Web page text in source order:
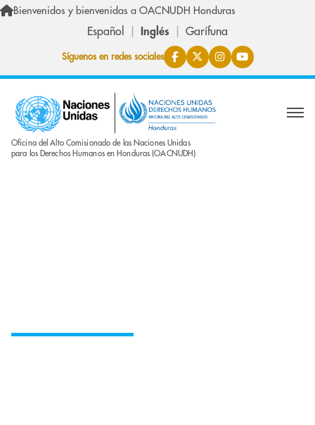
Skip to main content
Bienvenidos y bienvenidas a OACNUDH Honduras
Español Inglés Garífuna
Síguenos en redes sociales
Oficina del Alto Comisionado de las Naciones Unidas
para los Derechos Humanos en Honduras (OACNUDH)